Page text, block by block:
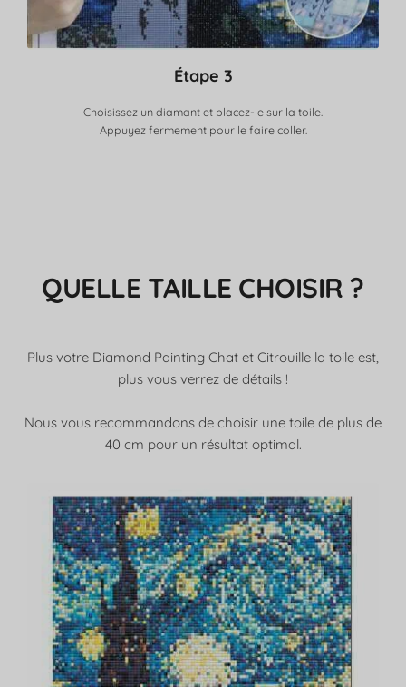
Étape 3
Choisissez un diamant et placez-le sur la toile.
Appuyez fermement pour le faire coller.
QUELLE TAILLE CHOISIR ?
Plus votre Diamond Painting Chat et Citrouille la toile est,
plus vous verrez de détails !
Nous vous recommandons de choisir une toile de plus de
40 cm pour un résultat optimal.